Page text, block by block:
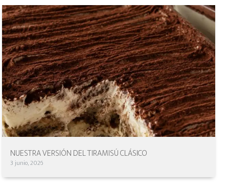
NUESTRA VERSIÓN DEL TIRAMISÚ CLÁSICO
3 junio, 2026